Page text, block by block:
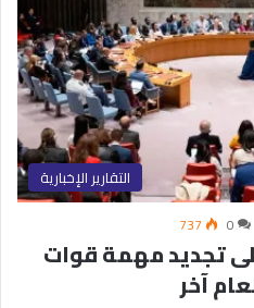
التقارير الإخبارية
0
737
تجديد مهمة قوات
آخر